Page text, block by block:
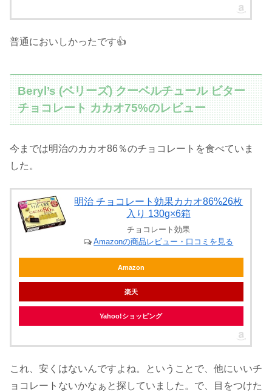
普通においしかったです👍
Beryl’s (ベリーズ) クーベルチュール ビター
チョコレート カカオ75%のレビュー
今までは明治のカカオ86％のチョコレートを食べていま
した。
明治 チョコレート効果カカオ86%26枚
入り 130g×6箱
チョコレート効果
Amazonの商品レビュー・口コミを見る
Amazon
楽天
Yahoo!ショッピング
これ、安くはないんですよね。ということで、他にいいチ
ョコレートないかなぁと探していました。で、目をつけた